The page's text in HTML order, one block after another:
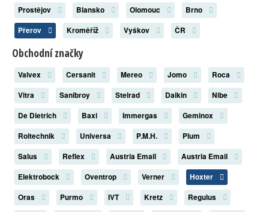
Prostějov Blansko Olomouc
Brno
Přerov
Kroměříž Vyškov ČR
Obchodní značky
Valvex Cersanit Mereo Jomo
Roca
Vitra
Sanibroy Stelrad Daikin
Nibe
De Dietrich
Baxi Immergas
Geminox
Roltechnik
Universa P.M.H.
Plum
Salus
Reflex Austria Email
Austria Email
Elektrobock
Oventrop Verner
Hoxter
Oras
Purmo IVT Kretz
Regulus